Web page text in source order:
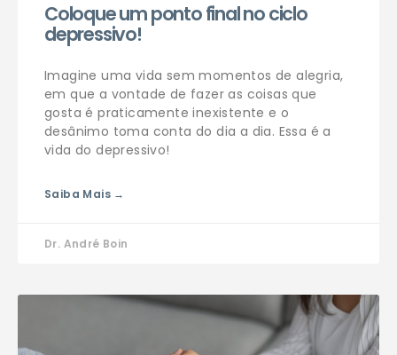
Coloque um ponto final no ciclo
depressivo!
Imagine uma vida sem momentos de alegria,
em que a vontade de fazer as coisas que
gosta é praticamente inexistente e o
desânimo toma conta do dia a dia. Essa é a
vida do depressivo!
Saiba Mais →
Dr. André Boin